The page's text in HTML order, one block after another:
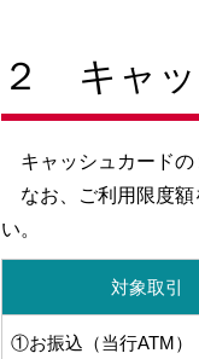
２ キャッ
キャッシュカードの
なお、ご利用限度額
い。
対象取引
①お振込（当行ATM）